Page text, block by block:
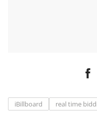
iBillboard real time